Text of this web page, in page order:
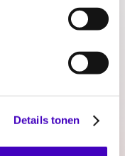
Details tonen